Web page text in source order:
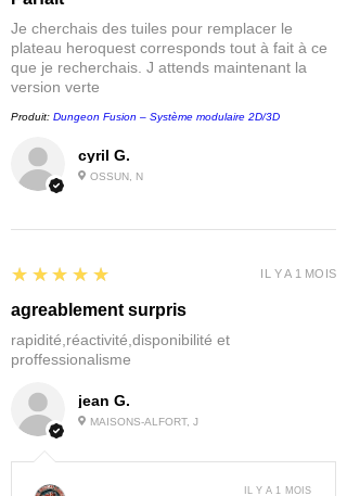
cyril G.
OSSUN, N
Je cherchais des tuiles pour remplacer le
plateau heroquest corresponds tout à fait à ce
que je recherchais. J attends maintenant la
version verte
Produit: Dungeon Fusion – Système modulaire 2D/3D
jean G.
MAISONS-ALFORT, J
5
★★★★★
agreablement surpris
rapidité,réactivité,disponibilité et
proffessionalisme
IL Y A 1 MOIS
IL Y A 1 MOIS